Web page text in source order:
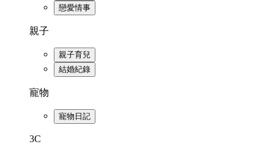
戀愛情事
親子
親子育兒
結婚紀錄
寵物
寵物日記
3C